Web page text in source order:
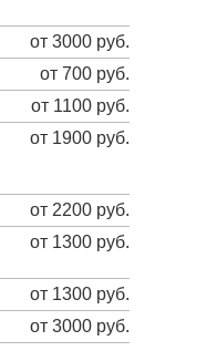
от 3000 руб.
от 700 руб.
от 1100 руб.
от 1900 руб.
от 2200 руб.
от 1300 руб.
от 1300 руб.
от 3000 руб.